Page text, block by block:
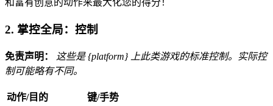
和富有创意的动作来最大化您的得分！
2. 掌控全局：控制
免责声明：
这些是 {platform} 上此类游戏的标准控制。实际控
制可能略有不同。
动作/目的
键/手势